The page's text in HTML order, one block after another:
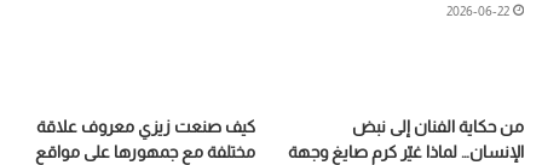
2026-06-22
من حكاية الفنان إلى نبض
الإنسان… لماذا غيّر كرم صايغ وجهة
كيف صنعت زيزي معروف علاقة
مختلفة مع جمهورها على مواقع